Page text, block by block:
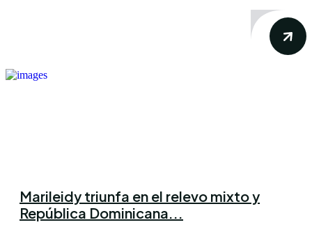
Marileidy triunfa en el relevo mixto y
República Dominicana...